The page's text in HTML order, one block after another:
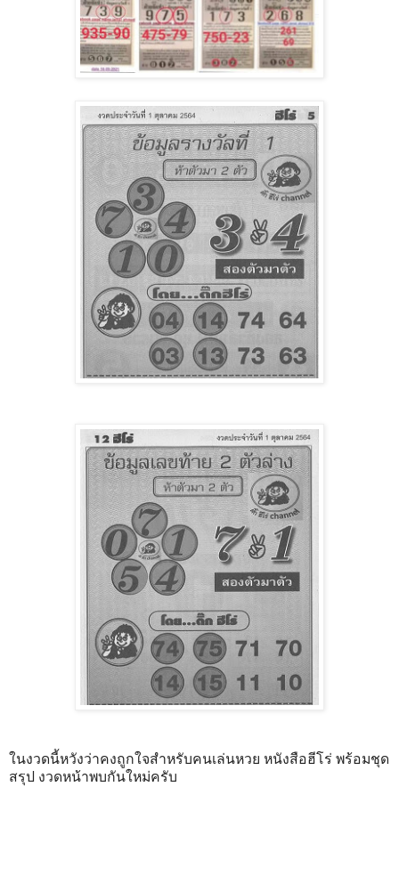
ในงวดนี้หวังว่าคงถูกใจสำหรับคนเล่นหวย หนังสือฮีโร่ พร้อมชุด
สรุป งวดหน้าพบกันใหม่ครับ